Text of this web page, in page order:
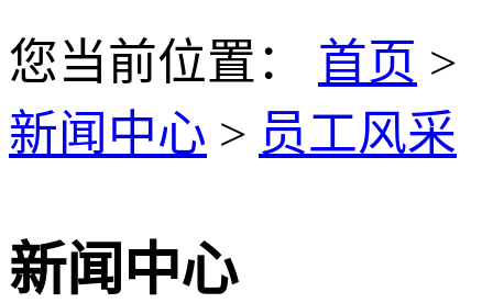
您当前位置： 首页 >
新闻中心 > 员工风采
新闻中心